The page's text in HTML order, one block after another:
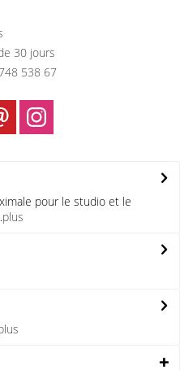
30 jours
538 67
pour le studio et le
plus